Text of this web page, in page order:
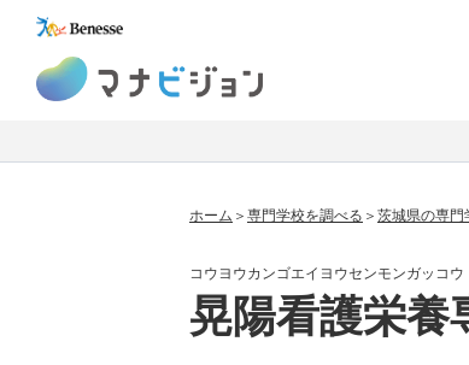
ホーム 専門学校を調べる 茨城県の専門
コウヨウカンゴエイヨウセンモンガッコウ
晃陽看護栄養